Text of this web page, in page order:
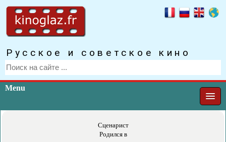
Русское и советское кино
Menu
Сценарист
Родился в